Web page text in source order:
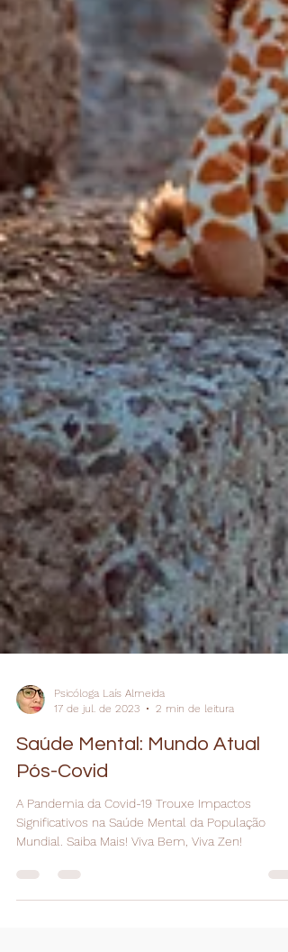
Psicóloga Laís Almeida
17 de jul. de 2023
2 min de leitura
Pós-Covid
A Pandemia da Covid-19 Trouxe Impactos